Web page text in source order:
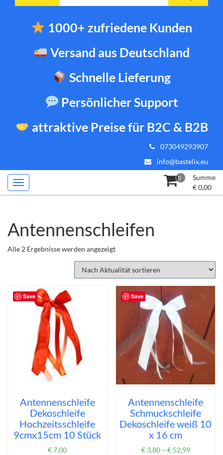
1000+ zufriedene Kunden
Versand aus Deutschland
Schnelle Lieferung
Persönlicher Support
attraktive Preise für B2C & B2B
073049293907
info@bastelix.eu
0
Summe
€0,00
Antennenschleifen
Alle 2 Ergebnisse werden angezeigtNach
sortiert
Save
Antennenschleife
Dekoschleife
Hochzeitsschleife
9cmx15cm 10 Stück
€7,00
Save
Antennenschleife
Schmuckschleife
Dekoschleife weiß 10
x 16 cm
€3,80– €52,99